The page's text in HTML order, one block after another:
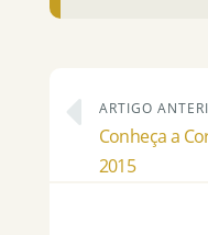
ARTIGO
Conheça a
2015